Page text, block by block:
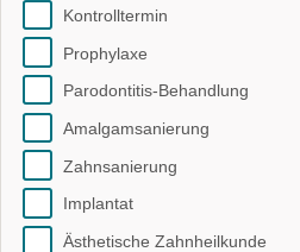
Kontrolltermin
Prophylaxe
Parodontitis-Behandlung
Amalgamsanierung
Zahnsanierung
Implantat
Ästhetische Zahnheilkunde